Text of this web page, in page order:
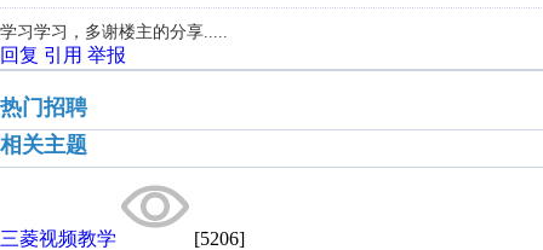
学习学习，多谢楼主的分享.....
回复 引用 举报
热门招聘
相关主题
三菱视频教学 [5206]